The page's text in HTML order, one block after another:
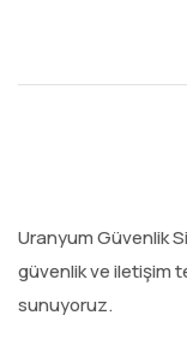
Uranyum Güvenlik
güvenlik ve iletişim
sunuyoruz.